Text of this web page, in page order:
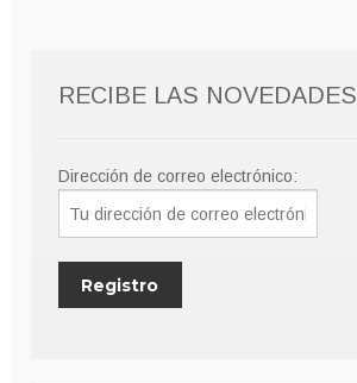
RECIBE LAS NOVEDADES
Dirección de correo electrónico: